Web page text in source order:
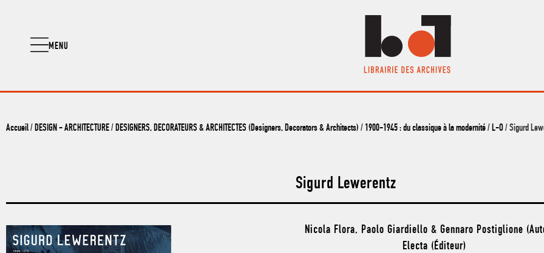
MENU
Accueil/ DESIGN - ARCHITECTURE/ DESIGNERS, DECORATEURS & ARCHITECTES (Designers, Decorators & Architects) / 1900-1945 : du classique à la modernité/ L-O/ Sigurd
Sigurd Lewerentz
Nicola Flora, Paolo Giardiello & Gennaro Postiglione
Electa (Éditeur)